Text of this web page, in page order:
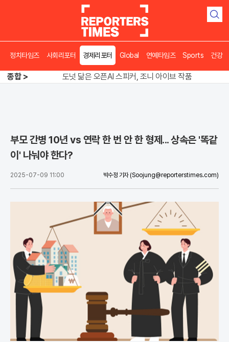
검
정치타임즈 사회리포터 경제리포터 Global 연예타임즈 Sports 건강
종합 >
송영길 인천서 반전 노려, 2주차 경선 요동
도넛 닮은 오픈AI 스피커, 조니 아이브 작품
부모 간병 10년 vs 연락 한 번 안 한 형제... 상속은 '똑같
이' 나눠야 한다?
2025-07-09 11:00 박수정 기자 (Soojung@reporterstimes.com)